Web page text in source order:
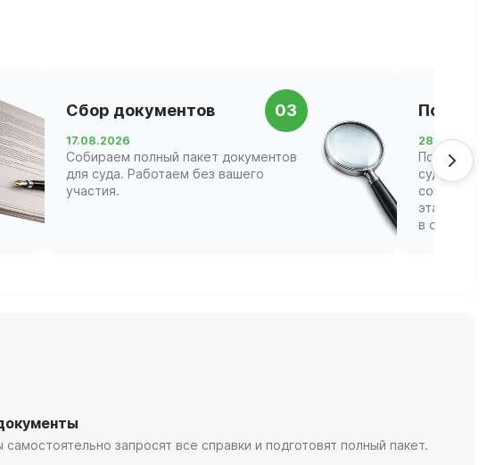
Сбор документов 03
17.08.2026
Собираем полный пакет документов
для суда. Работаем без вашего
участия.
Подача
28.08.2026
Подаём
суд
этапах,
в
запросят все справки и подготовят полный пакет.